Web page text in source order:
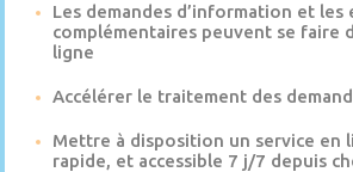
Les demandes d’information et les
complémentaires peuvent se faire
ligne
Accélérer le traitement des
Mettre à disposition un service en
rapide, et accessible 7 j/7 depuis